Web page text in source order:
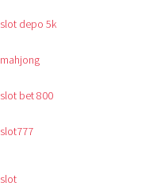
slot depo 5k
mahjong
slot bet 800
slot777
slot